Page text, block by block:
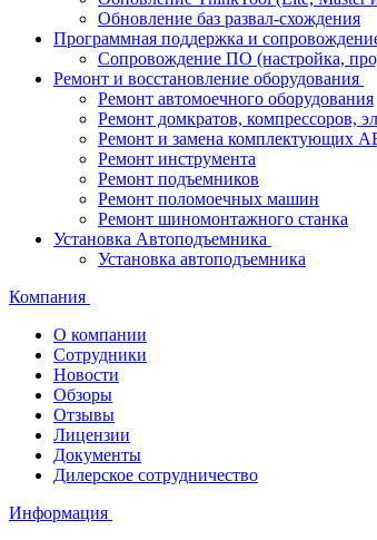
Обновление баз развал-схождения
Программная поддержка и
Сопровождение ПО (настройка,
Ремонт и восстановление оборудования
Ремонт автомоечного оборудования
Ремонт домкратов, компрессоров,
Ремонт и замена комплектующих
Ремонт инструмента
Ремонт подъемников
Ремонт поломоечных машин
Ремонт шиномонтажного станка
Установка Автоподъемника
Установка автоподъемника
Компания
О компании
Сотрудники
Новости
Обзоры
Отзывы
Лицензии
Документы
Дилерское сотрудничество
Информация